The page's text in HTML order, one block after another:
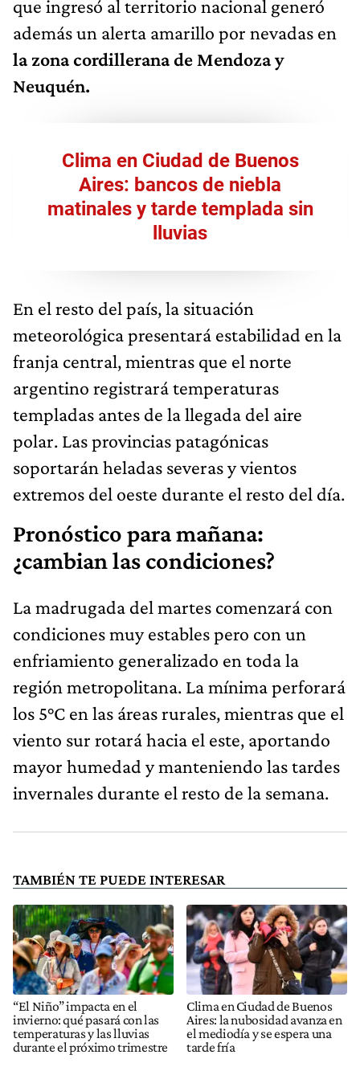
que ingresó al territorio nacional generó
además un alerta amarillo por nevadas en
la zona cordillerana de Mendoza y
Neuquén.
Clima en Ciudad de Buenos
Aires: bancos de niebla
matinales y tarde templada sin
lluvias
En el resto del país, la situación
meteorológica presentará estabilidad en la
franja central, mientras que el norte
argentino registrará temperaturas
templadas antes de la llegada del aire
polar. Las provincias patagónicas
soportarán heladas severas y vientos
extremos del oeste durante el resto del día.
Pronóstico para mañana:
¿cambian las condiciones?
La madrugada del martes comenzará con
condiciones muy estables pero con un
enfriamiento generalizado en toda la
región metropolitana. La mínima perforará
los 5°C en las áreas rurales, mientras que el
viento sur rotará hacia el este, aportando
mayor humedad y manteniendo las tardes
invernales durante el resto de la semana.
TAMBIÉN TE PUEDE INTERESAR
“El Niño” impacta en el
invierno: qué pasará con las
temperaturas y las lluvias
durante el próximo trimestre
Clima en Ciudad de Buenos
Aires: la nubosidad avanza en
el mediodía y se espera una
tarde fría